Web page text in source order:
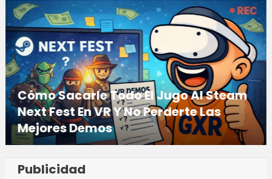
Cómo Sacarle Todo El Jugo Al Steam
Next Fest En VR Y No Perderte Las
Mejores Demos
Publicidad